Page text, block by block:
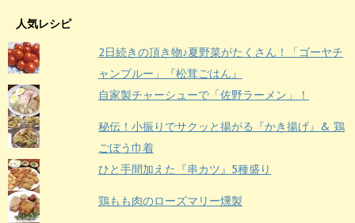
人気レシピ
2日続きの頂き物♪夏野菜がたくさん！「ゴーヤチ
ャンプルー」『松茸ごはん』
自家製チャーシューで「佐野ラーメン」！
秘伝！小振りでサクッと揚がる『かき揚げ』& 鶏
ごぼう巾着
ひと手間加えた『串カツ』5種盛り
鶏もも肉のローズマリー燻製